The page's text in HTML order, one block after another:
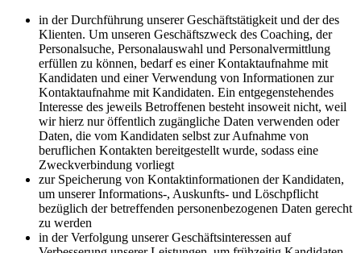
in der Durchführung unserer Geschäftstätigkeit und der des
Klienten. Um unseren Geschäftszweck des Coaching, der
Personalsuche, Personalauswahl und Personalvermittlung
erfüllen zu können, bedarf es einer Kontaktaufnahme mit
Kandidaten und einer Verwendung von Informationen zur
Kontaktaufnahme mit Kandidaten. Ein entgegenstehendes
Interesse des jeweils Betroffenen besteht insoweit nicht, weil
wir hierz nur öffentlich zugängliche Daten verwenden oder
Daten, die vom Kandidaten selbst zur Aufnahme von
beruflichen Kontakten bereitgestellt wurde, sodass eine
Zweckverbindung vorliegt
zur Speicherung von Kontaktinformationen der Kandidaten,
um unserer Informations-, Auskunfts- und Löschpflicht
bezüglich der betreffenden personenbezogenen Daten gerecht
zu werden
in der Verfolgung unserer Geschäftsinteressen auf